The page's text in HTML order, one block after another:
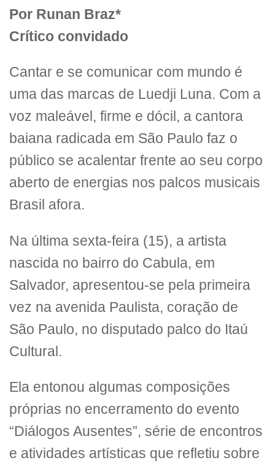
Por Runan Braz*
Crítico convidado
Cantar e se comunicar com mundo é
uma das marcas de Luedji Luna. Com a
voz maleável, firme e dócil, a cantora
baiana radicada em São Paulo faz o
público se acalentar frente ao seu corpo
aberto de energias nos palcos musicais
Brasil afora.
Na última sexta-feira (15), a artista
nascida no bairro do Cabula, em
Salvador, apresentou-se pela primeira
vez na avenida Paulista, coração de
São Paulo, no disputado palco do Itaú
Cultural.
Ela entonou algumas composições
próprias no encerramento do evento
“Diálogos Ausentes”, série de encontros
e atividades artísticas que refletiu sobre